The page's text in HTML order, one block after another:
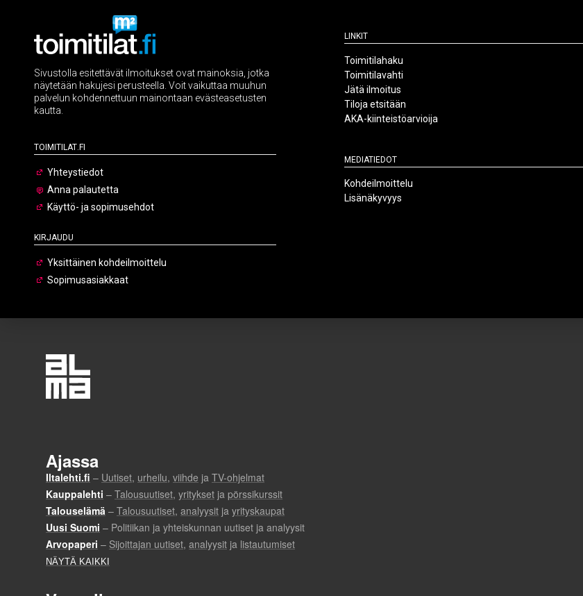
Sivustolla esitettävät ilmoitukset ovat mainoksia, jotka
näytetään hakujesi perusteella. Voit vaikuttaa muuhun
palvelun kohdennettuun mainontaan evästeasetusten
kautta.
Toimitilat.fi
Yhteystiedot
Anna palautetta
Käyttö- ja sopimusehdot
Kirjaudu
Yksittäinen kohdeilmoittelu
Sopimusasiakkaat
Linkit
Toimitilahaku
Toimitilavahti
Jätä ilmoitus
Tiloja etsitään
AKA-kiinteistöarvioija
Mediatiedot
Kohdeilmoittelu
Lisänäkyvyys